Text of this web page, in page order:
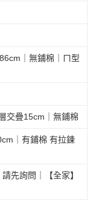
｜無鋪棉｜ㄇ型
交疊15cm｜無鋪棉
｜有鋪棉 有拉鍊
先詢問｜【全家】